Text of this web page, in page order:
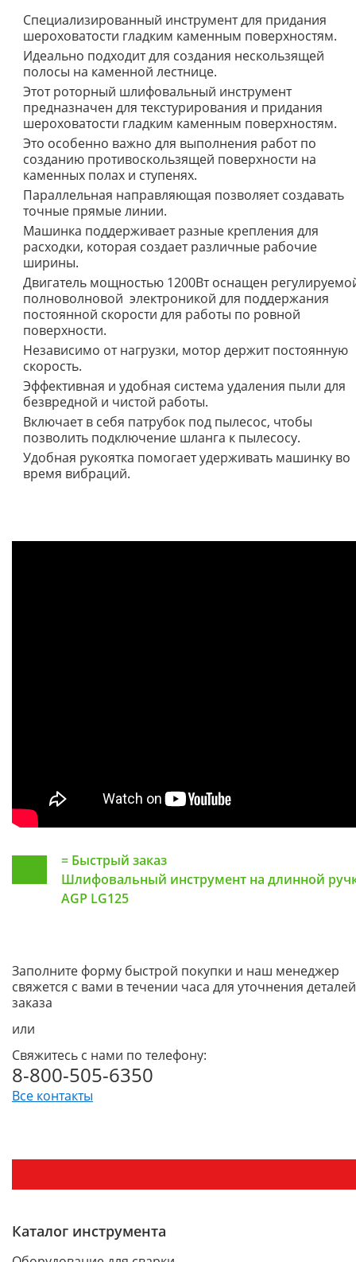
Специализированный инструмент для придания
шероховатости гладким каменным поверхностям.
Идеально подходит для создания нескользящей
полосы на каменной лестнице.
Этот роторный шлифовальный инструмент
предназначен для текстурирования и придания
шероховатости гладким каменным поверхностям.
Это особенно важно для выполнения работ по
созданию противоскользящей поверхности на
каменных полах и ступенях.
Параллельная направляющая позволяет создавать
точные прямые линии.
Машинка поддерживает разные крепления для
расходки, которая создает различные рабочие
ширины.
Двигатель мощностью 1200Вт оснащен
полноволновой электроникой для поддержания
постоянной скорости для работы по ровной
поверхности.
Независимо от нагрузки, мотор держит постоянную
скорость.
Эффективная и удобная система удаления пыли для
безвредной и чистой работы.
Включает в себя патрубок под пылесос, чтобы
позволить подключение шланга к пылесосу.
Удобная рукоятка помогает удерживать машинку во
время вибраций.
= Быстрый заказ
Шлифовальный инструмент на длинной
AGP LG125
Заполните форму быстрой покупки и наш менеджер
свяжется с вами в течении часа для уточнения деталей
заказа
или
Свяжитесь с нами по телефону:
8-800-505-6350
Все контакты
Каталог инструмента